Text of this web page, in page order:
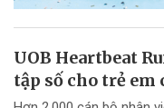
UOB Heartbeat
tập số cho trẻ